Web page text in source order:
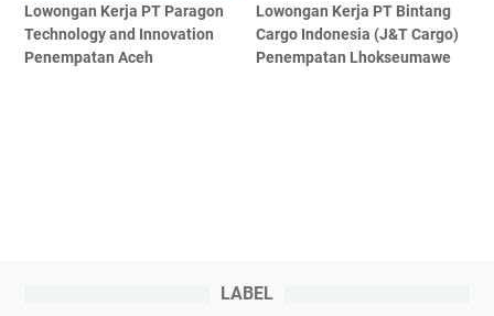
Lowongan Kerja PT Paragon
Technology and Innovation
Penempatan Aceh
Lowongan Kerja PT Bintang
Cargo Indonesia (J&T Cargo)
Penempatan Lhokseumawe
LABEL